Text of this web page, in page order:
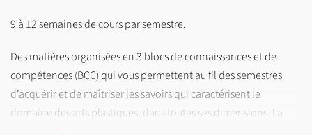
9 à 12 semaines de cours par semestre.
Des matières organisées en 3 blocs de connaissances et de
compétences (BCC) qui vous permettent au fil des semestres
d’acquérir et de maîtriser les savoirs qui caractérisent le
domaine des arts plastiques, dans toutes ses dimensions. La